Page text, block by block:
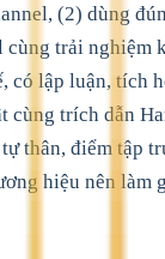
(2) dùng
trải nghiệm
có lập luận, tích
cùng trích dẫn
thân, điểm tập
hiệu nên làm